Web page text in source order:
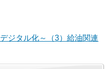
ジタル化～（3）給油関連